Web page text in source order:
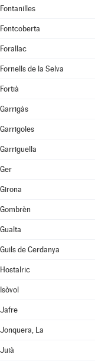
Fontanilles
Fontcoberta
Forallac
Fornells de la Selva
Fortià
Garrigàs
Garrigoles
Garriguella
Ger
Girona
Gombrèn
Gualta
Guils de Cerdanya
Hostalric
Isòvol
Jafre
Jonquera, La
Juià